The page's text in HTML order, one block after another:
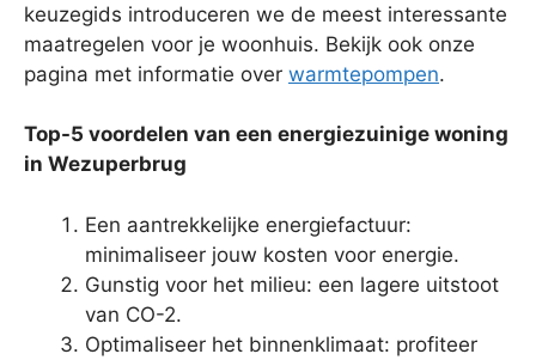
keuzegids introduceren we de meest interessante
maatregelen voor je woonhuis. Bekijk ook onze
pagina met informatie over warmtepompen.
Top-5 voordelen van een energiezuinige woning
in Wezuperbrug
Een aantrekkelijke energiefactuur:
minimaliseer jouw kosten voor energie.
Gunstig voor het milieu: een lagere uitstoot
van CO-2.
Optimaliseer het binnenklimaat: profiteer